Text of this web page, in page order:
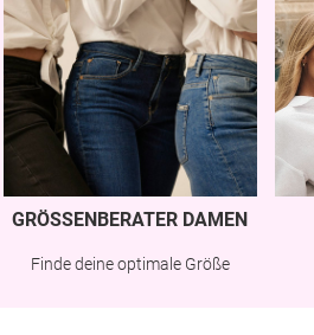
GRÖSSENBERATER DAMEN
Finde deine optimale Größe